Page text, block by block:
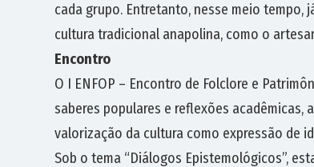
cada grupo. Entretanto, nesse meio
cultura tradicional anapolina, como o
Encontro
O I ENFOP – Encontro de Folclore e
saberes populares e reflexões acadêmicas,
valorização da cultura como expressão de
Sob o tema “Diálogos Epistemológicos”,